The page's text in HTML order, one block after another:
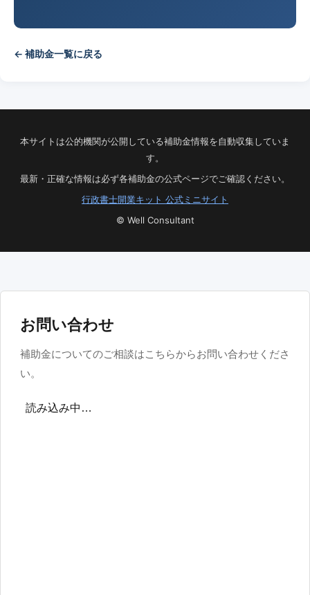
← 補助金一覧に戻る
本サイトは公的機関が公開している補助金情報を自動収集していま
す。
最新・正確な情報は必ず各補助金の公式ページでご確認ください。
行政書士開業キット 公式ミニサイト
© Well Consultant
お問い合わせ
補助金についてのご相談はこちらからお問い合わせくださ
い。